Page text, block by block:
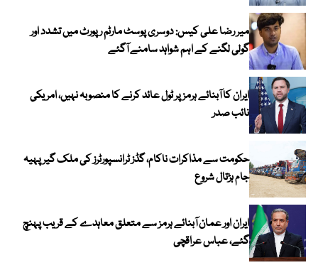
میر رضا علی کیس: دوسری پوسٹ مارٹم رپورٹ میں تشدد اور
گولی لگنے کے اہم شواہد سامنے آگئے
ایران کا آبنائے ہرمز پر ٹول عائد کرنے کا منصوبہ نہیں، امریکی
نائب صدر
حکومت سے مذاکرات ناکام، گڈز ٹرانسپورٹرز کی ملک گیر پہیہ
جام ہڑتال شروع
ایران اور عمان آبنائے ہرمز سے متعلق معاہدے کے قریب پہنچ
گئے، عباس عراقچی